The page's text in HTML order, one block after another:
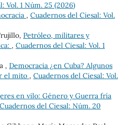
Vol. 1 Núm. 25 (2026)
, Cuadernos del Ciesal: Vol.
Petróleo, militares y
, Cuadernos del Ciesal: Vol. 1
, Democracia ¿en Cuba? Algunos
el mito , Cuadernos del Ciesal: Vol.
en vilo: Género y Guerra fría
Cuadernos del Ciesal: Núm. 20